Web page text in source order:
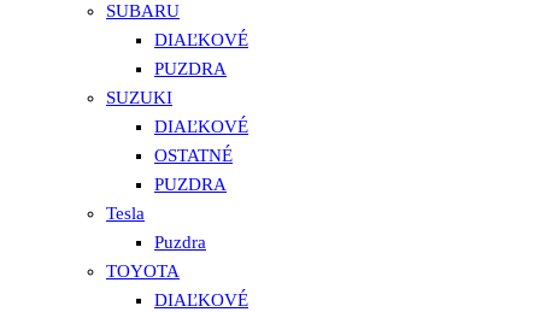
SUBARU
DIAĽKOVÉ
PUZDRA
SUZUKI
DIAĽKOVÉ
OSTATNÉ
PUZDRA
Tesla
Puzdra
TOYOTA
DIAĽKOVÉ